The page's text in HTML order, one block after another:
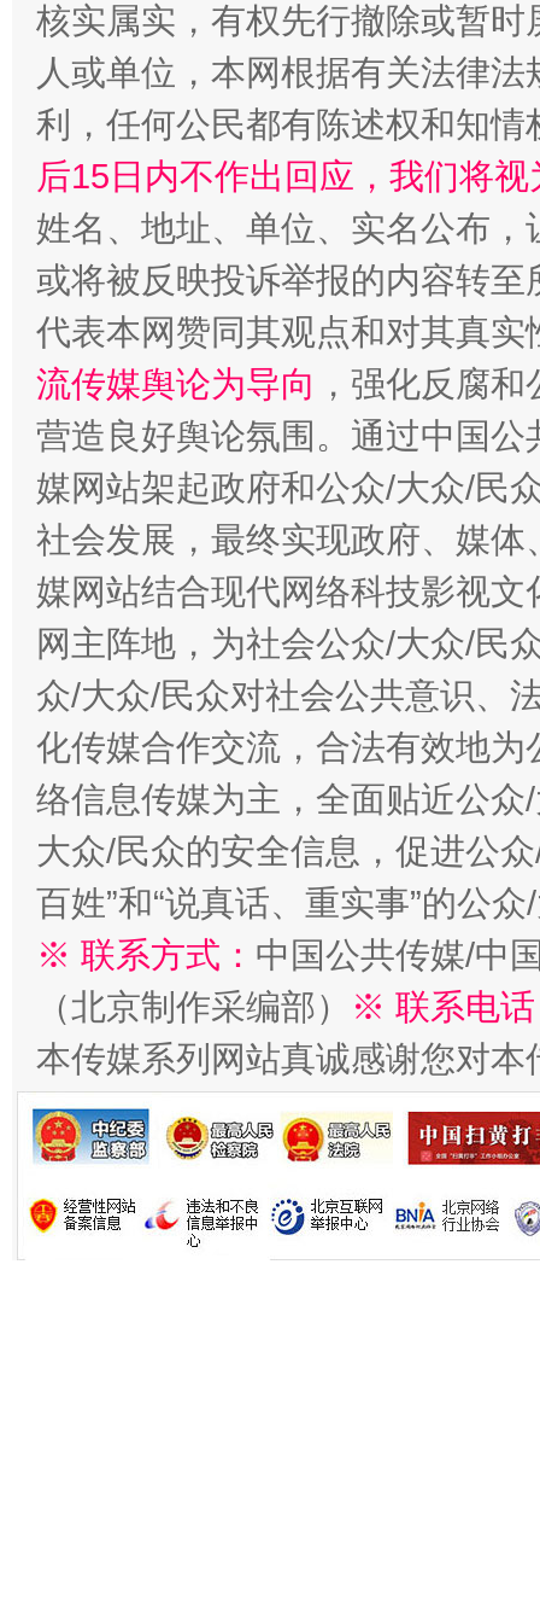
网上购药对药下症？
这是一记警钟！ 谢
在谋一域中谋全局
今
习近平的博鳌关键词
魏明亮
核实属实，有权先行撤除或暂
人或单位，本网根据有关法律
利，任何公民都有陈述权和知情
后15日内不作出回应，我们将
姓名、地址、单位、实名公布
或将被反映投诉举报的内容转
代表本网赞同其观点和对其真实
流传媒舆论为导向 ，强化反腐
营造良好舆论氛围。通过中国
媒网站架起政府和公众/大众/民
社会发展，最终实现政府、媒
媒网站结合现代网络科技影视
网主阵地，为社会公众/大众/民
众/大众/民众对社会公共意识、
化传媒合作交流，合法有效地
络信息传媒为主，全面贴近公
大众/民众的安全信息，促进公
百姓”和“说真话、重实事”的公
※ 联系方式： 中国公共传媒/中
（北京制作采编部）
※ 联系电
本传媒系列网站真诚感谢您对